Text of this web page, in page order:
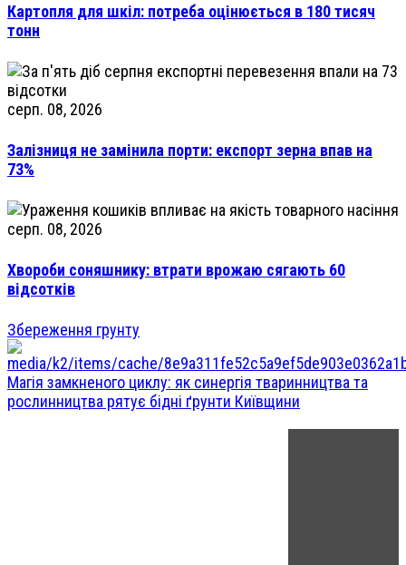
Картопля для шкіл: потреба оцінюється в 180 тисяч
тонн
серп. 08, 2026
Залізниця не замінила порти: експорт зерна впав на
73%
серп. 08, 2026
Хвороби соняшнику: втрати врожаю сягають 60
відсотків
Збереження грунту
Магія замкненого циклу: як синергія тваринництва та
рослинництва рятує бідні ґрунти Київщини